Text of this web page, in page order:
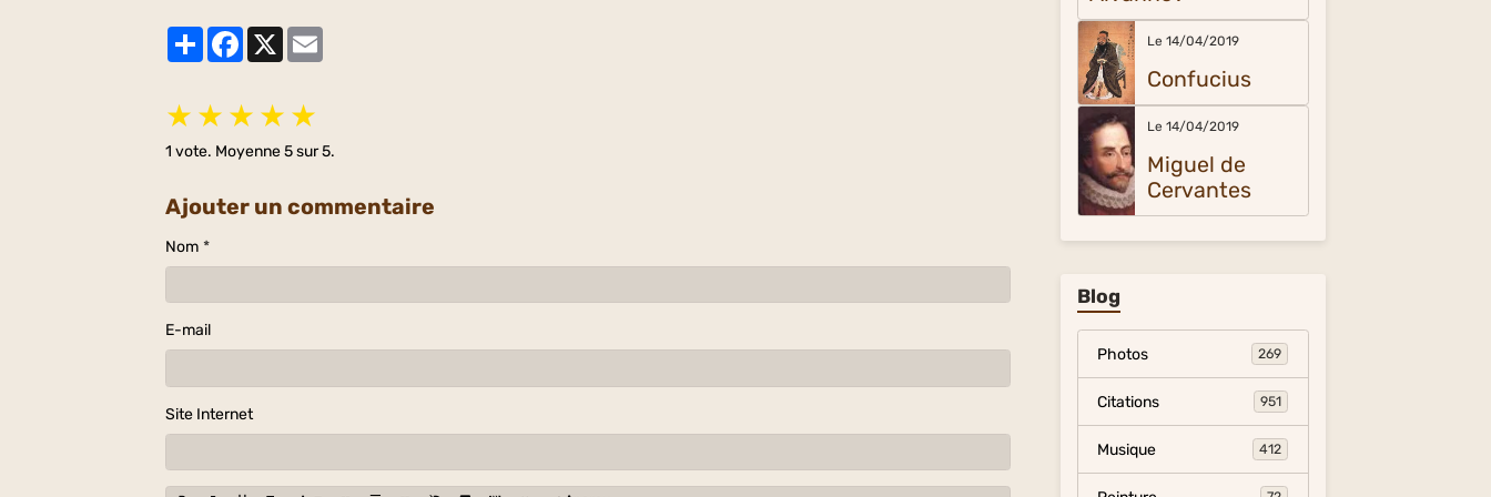
PartagerFacebook
X
★ ★ ★ ★ ★
1 vote. Moyenne5sur 5.
Ajouter un commentaire
Nom
E-mail
Site Internet
Le 14/04/2019
Confucius
Le 14/04/2019
Miguel de
Cervantes
Blog
Photos 269
Citations 951
Musique 412